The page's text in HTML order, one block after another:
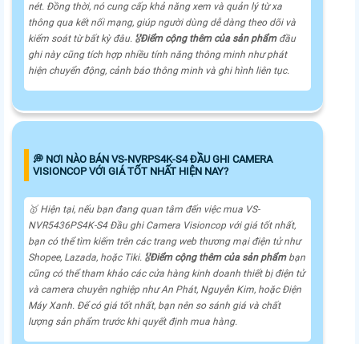
nét. Đồng thời, nó cung cấp khả năng xem và quản lý từ xa
thông qua kết nối mạng, giúp người dùng dễ dàng theo dõi và
kiểm soát từ bất kỳ đâu. 🎖️Điểm cộng thêm của sản phẩm đầu
ghi này cũng tích hợp nhiều tính năng thông minh như phát
hiện chuyển động, cảnh báo thông minh và ghi hình liên tục.
️💭 NƠI NÀO BÁN VS-NVRPS4K-S4 ĐẦU GHI CAMERA
VISIONCOP VỚI GIÁ TỐT NHẤT HIỆN NAY?
🥇 Hiện tại, nếu bạn đang quan tâm đến việc mua VS-
NVR5436PS4K-S4 Đầu ghi Camera Visioncop với giá tốt nhất,
bạn có thể tìm kiếm trên các trang web thương mại điện tử như
Shopee, Lazada, hoặc Tiki. 🎖️Điểm cộng thêm của sản phẩm bạn
cũng có thể tham khảo các cửa hàng kinh doanh thiết bị điện tử
và camera chuyên nghiệp như An Phát, Nguyễn Kim, hoặc Điện
Máy Xanh. Để có giá tốt nhất, bạn nên so sánh giá và chất
lượng sản phẩm trước khi quyết định mua hàng.